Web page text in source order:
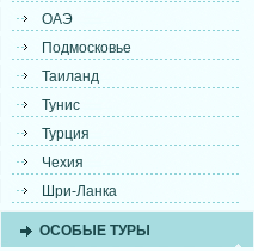
ОАЭ
Подмосковье
Таиланд
Тунис
Турция
Чехия
Шри-Ланка
ОСОБЫЕ ТУРЫ